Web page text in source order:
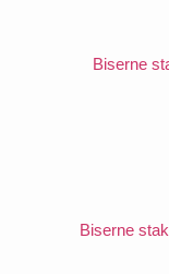
Biserne
Biserne